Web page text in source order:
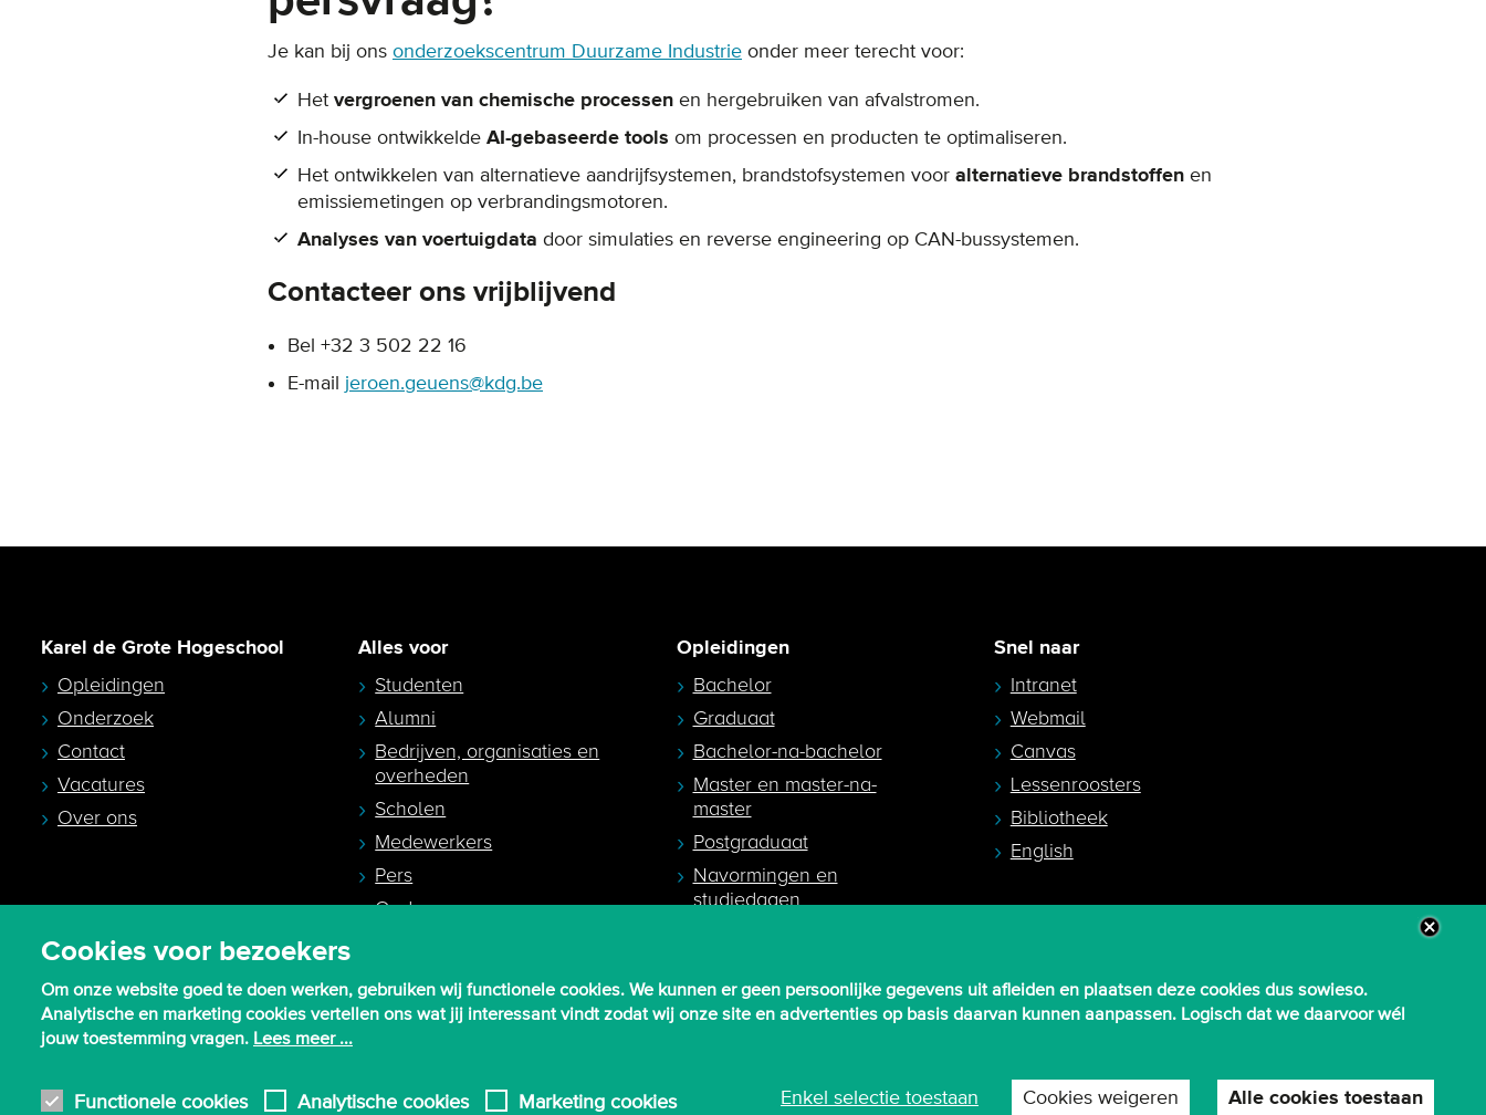
Cookies voor bezoekers
Om onze website goed te doen werken, gebruiken wij functionele cookies. We kunnen er geen persoonlijke gegevens uit afleiden en plaatsen deze cookies dus sowieso.
Analytische en marketing cookies vertellen ons wat jij interessant vindt zodat wij onze site en advertenties op basis daarvan kunnen aanpassen. Logisch dat we daarvoor wél
jouw toestemming vragen. Lees meer ...
Functionele cookies Analytische cookies Marketing cookies Enkel selectie toestaan Cookies weigeren Alle cookies toestaan
Je kan bij ons onderzoekscentrum Duurzame Industrie onder meer terecht voor:
Het vergroenen van chemische processen en hergebruiken van afvalstromen.
In-house ontwikkelde AI-gebaseerde tools om processen en producten te optimaliseren.
Het ontwikkelen van alternatieve aandrijfsystemen, brandstofsystemen voor alternatieve brandstoffen en
emissiemetingen op verbrandingsmotoren.
Analyses van voertuigdata door simulaties en reverse engineering op CAN-bussystemen.
Contacteer ons vrijblijvend
Bel +32 3 502 22 16
E-mail jeroen.geuens@kdg.be
Karel de Grote Hogeschool
Opleidingen
Onderzoek
Contact
Vacatures
Over ons
Alles voor
Studenten
Alumni
Bedrijven, organisaties en
overheden
Scholen
Medewerkers
Pers
Ouders en
Opleidingen
Bachelor
Graduaat
Bachelor-na-bachelor
Master en master-na-
master
Postgraduaat
Navormingen en
studiedagen
Snel naar
Intranet
Webmail
Canvas
Lessenroosters
Bibliotheek
English
Algemene inkoopvoorwaarden
Gebruiksvoorwaarden en privacy Privacy-instellingen